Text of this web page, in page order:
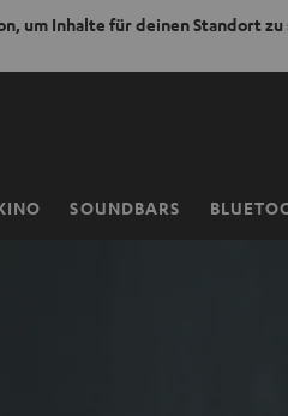
um Inhalte für deinen Standort zu
SOUNDBARS